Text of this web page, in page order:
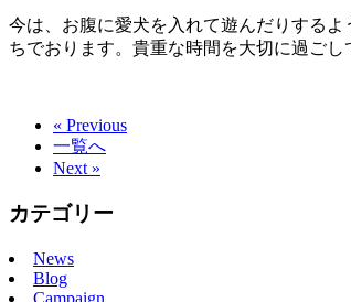
今は、お腹に愛犬を入れて遊んだりする
ちでおります。貴重な時間を大切に過ごし
« Previous
一覧へ
Next »
カテゴリー
News
Blog
Campaign